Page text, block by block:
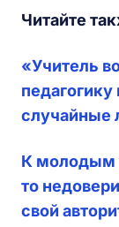
Читайте
«Учитель
случайные
К молодым
то
свой